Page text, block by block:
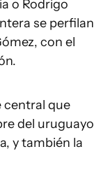
o Rodrigo
se perfilan
con el
central que
del uruguayo
y también la